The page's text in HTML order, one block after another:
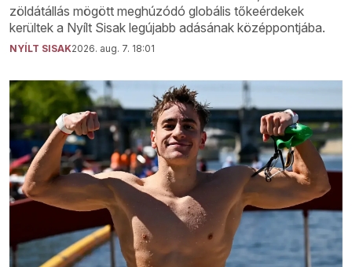
zöldátállás mögött meghúzódó globális tőkeérdekek
kerültek a Nyílt Sisak legújabb adásának középpontjába.
NYÍLT SISAK2026. aug. 7. 18:01